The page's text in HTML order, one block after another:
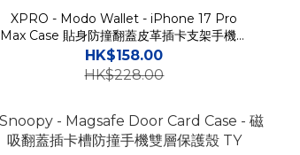
XPRO - Modo Wallet - iPhone 17 Pro
Max Case 貼身防撞翻蓋皮革插卡支架手機保
護殼
HK$158.00
HK$228.00